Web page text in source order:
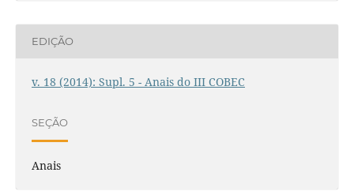
EDIÇÃO
v. 18 (2014): Supl. 5 - Anais do III COBEC
SEÇÃO
Anais